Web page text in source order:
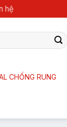
hệ
CHỐNG RUNG